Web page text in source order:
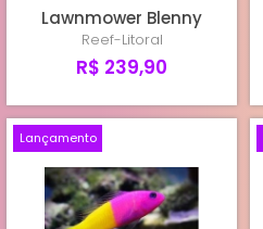
Lawnmower Blenny
Reef-Litoral
R$ 239,90
Lançamento